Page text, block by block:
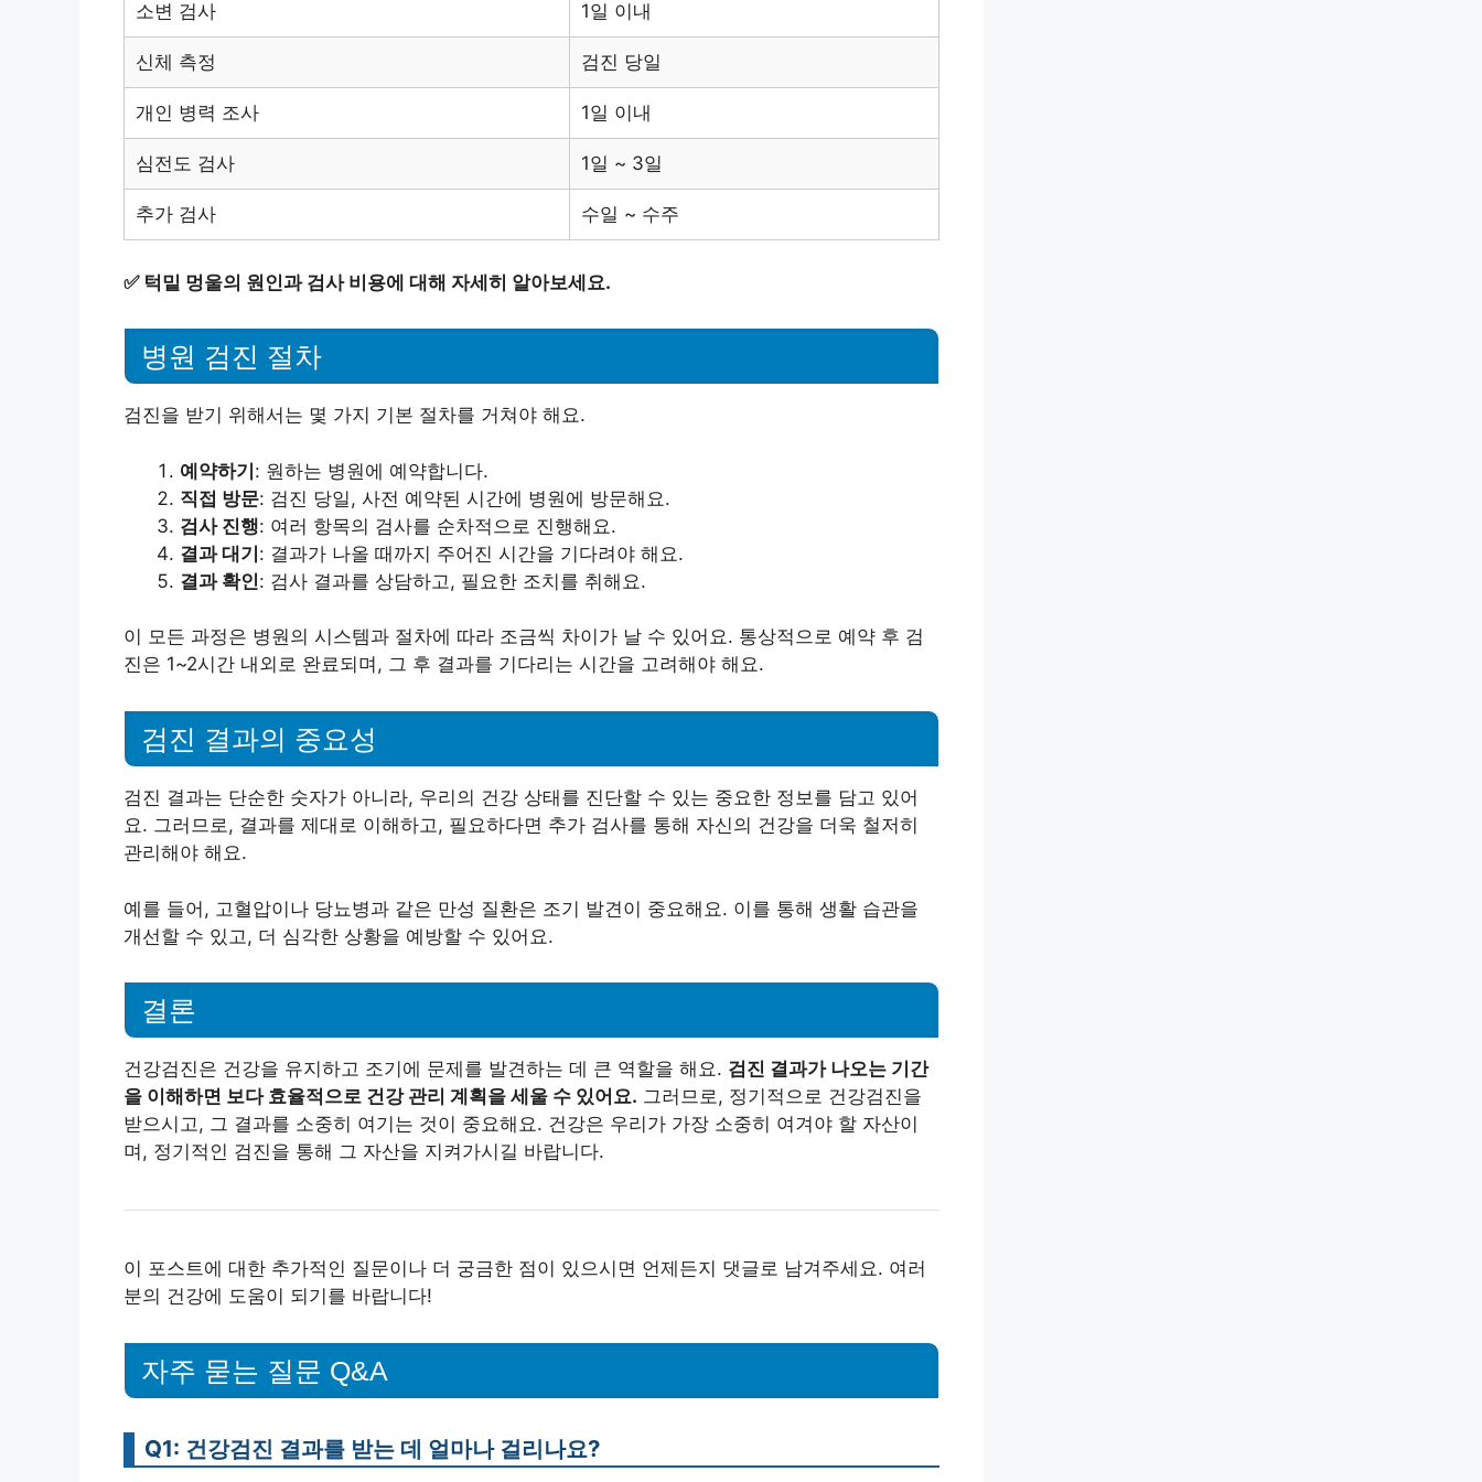
소변 검사 1일 이내
신체 측정 검진 당일
개인 병력 조사 1일 이내
심전도 검사 1일 ~ 3일
추가 검사 수일 ~ 수주
✅ 턱밑 멍울의 원인과 검사 비용에 대해 자세히 알아보세요.
병원 검진 절차
검진을 받기 위해서는 몇 가지 기본 절차를 거쳐야 해요.
예약하기: 원하는 병원에 예약합니다.
직접 방문: 검진 당일, 사전 예약된 시간에 병원에 방문해요.
검사 진행: 여러 항목의 검사를 순차적으로 진행해요.
결과 대기: 결과가 나올 때까지 주어진 시간을 기다려야 해요.
결과 확인: 검사 결과를 상담하고, 필요한 조치를 취해요.
이 모든 과정은 병원의 시스템과 절차에 따라 조금씩 차이가 날 수 있어요. 통상적으로 예약 후 검
진은 1~2시간 내외로 완료되며, 그 후 결과를 기다리는 시간을 고려해야 해요.
검진 결과의 중요성
검진 결과는 단순한 숫자가 아니라, 우리의 건강 상태를 진단할 수 있는 중요한 정보를 담고 있어
요. 그러므로, 결과를 제대로 이해하고, 필요하다면 추가 검사를 통해 자신의 건강을 더욱 철저히
관리해야 해요.
예를 들어, 고혈압이나 당뇨병과 같은 만성 질환은 조기 발견이 중요해요. 이를 통해 생활 습관을
개선할 수 있고, 더 심각한 상황을 예방할 수 있어요.
결론
건강검진은 건강을 유지하고 조기에 문제를 발견하는 데 큰 역할을 해요. 검진 결과가 나오는 기간
을 이해하면 보다 효율적으로 건강 관리 계획을 세울 수 있어요. 그러므로, 정기적으로 건강검진을
받으시고, 그 결과를 소중히 여기는 것이 중요해요. 건강은 우리가 가장 소중히 여겨야 할 자산이
며, 정기적인 검진을 통해 그 자산을 지켜가시길 바랍니다.
이 포스트에 대한 추가적인 질문이나 더 궁금한 점이 있으시면 언제든지 댓글로 남겨주세요. 여러
분의 건강에 도움이 되기를 바랍니다!
자주 묻는 질문 Q&A
Q1: 건강검진 결과를 받는 데 얼마나 걸리나요?